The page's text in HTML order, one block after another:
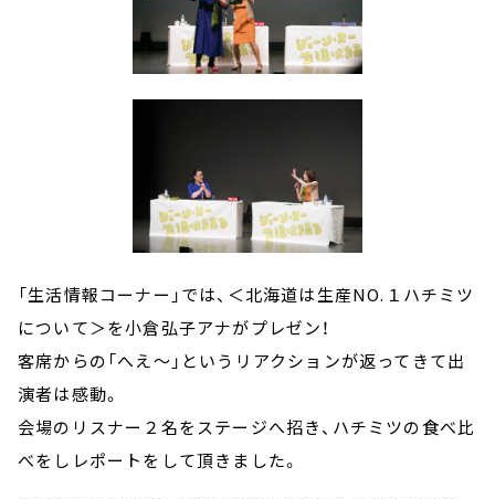
「生活情報コーナー」では、＜北海道は生産NO.１ハチミツ
について＞を小倉弘子アナがプレゼン！
客席からの「へえ～」というリアクションが返ってきて出
演者は感動。
会場のリスナー２名をステージへ招き、ハチミツの食べ比
べをしレポートをして頂きました。